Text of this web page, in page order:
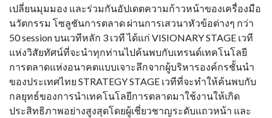
เปลี่ยนมุมมอง และร่วมกันอัปเดตความก้าวหน้าของเครื่องมือ
นวัตกรรม โซลูชันการตลาด ผ่านการเสวนาหัวข้อต่างๆ กว่า
50 session บนเวทีหลัก 3 เวที ได้แก่ VISIONARY STAGE เวที
แห่งวิสัยทัศน์ที่จะนำทุกท่านไปค้นพบกับเทรนด์เทคโนโลยี
การตลาดแห่งอนาคตแบบเจาะลึกจากผู้บริหารองค์กรชั้นนำ
ของประเทศไทย STRATEGY STAGE เวทีที่จะทำให้ค้นพบกับ
กลยุทธ์ของการนำเทคโนโลยีการตลาดมาใช้งานให้เกิด
ประสิทธิภาพอย่างสูงสุดโดยผู้เชี่ยวชาญระดับแถวหน้า และ